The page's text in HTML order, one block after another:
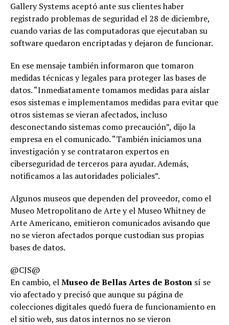
Gallery Systems aceptó ante sus clientes haber
registrado problemas de seguridad el 28 de diciembre,
cuando varias de las computadoras que ejecutaban su
software quedaron encriptadas y dejaron de funcionar.
En ese mensaje también informaron que tomaron
medidas técnicas y legales para proteger las bases de
datos. “Inmediatamente tomamos medidas para aislar
esos sistemas e implementamos medidas para evitar que
otros sistemas se vieran afectados, incluso
desconectando sistemas como precaución”, dijo la
empresa en el comunicado. “También iniciamos una
investigación y se contrataron expertos en
ciberseguridad de terceros para ayudar. Además,
notificamos a las autoridades policiales”.
Algunos museos que dependen del proveedor, como el
Museo Metropolitano de Arte y el Museo Whitney de
Arte Americano, emitieron comunicados avisando que
no se vieron afectados porque custodian sus propias
bases de datos.
@CJS@
En cambio, elMuseo de Bellas Artes de Boston sí se
vio afectado y precisó que aunque su página de
colecciones digitales quedó fuera de funcionamiento en
el sitio web, sus datos internos no se vieron